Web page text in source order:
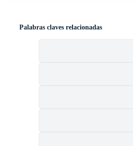
Palabras claves relacionadas